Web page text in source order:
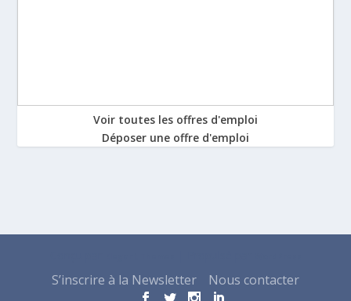
Voir toutes les offres d'emploi
Déposer une offre d'emploi
S’inscrire à la Newsletter Nous contacter